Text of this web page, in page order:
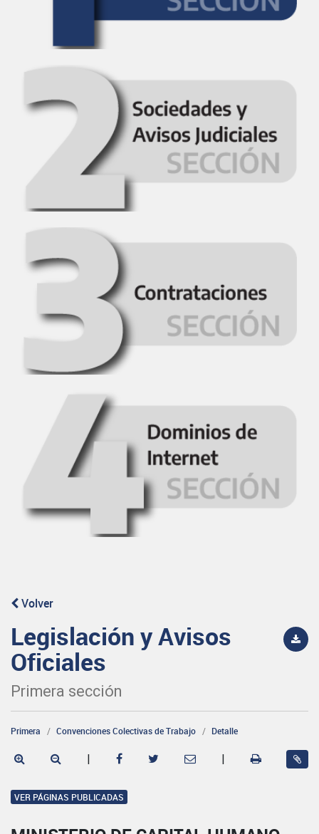
Volver
Legislación y Avisos
Oficiales
Primera sección
Primera Convenciones Colectivas de Trabajo Detalle
| |
VER PÁGINAS PUBLICADAS